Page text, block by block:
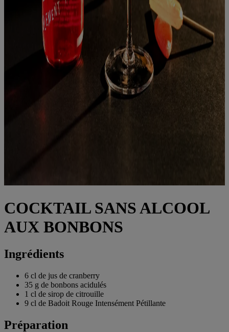
COCKTAIL SANS ALCOOL
AUX BONBONS
Ingrédients
6 cl de jus de cranberry
35 g de bonbons acidulés
1 cl de sirop de citrouille
9 cl de Badoit Rouge Intensément Pétillante
Préparation